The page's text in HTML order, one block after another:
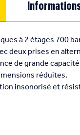
à 2 étages 700
deux prises en
de grande
réduites.
insonorisé et